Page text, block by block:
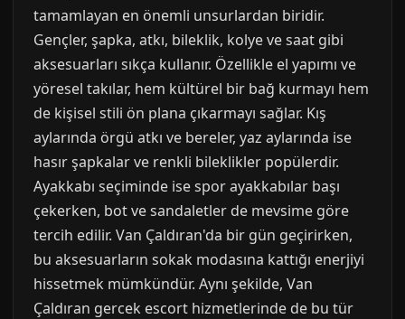
tamamlayan en önemli unsurlardan biridir.
Gençler, şapka, atkı, bileklik, kolye ve saat gibi
aksesuarları sıkça kullanır. Özellikle el yapımı ve
yöresel takılar, hem kültürel bir bağ kurmayı hem
de kişisel stili ön plana çıkarmayı sağlar. Kış
aylarında örgü atkı ve bereler, yaz aylarında ise
hasır şapkalar ve renkli bileklikler popülerdir.
Ayakkabı seçiminde ise spor ayakkabılar başı
çekerken, bot ve sandaletler de mevsime göre
tercih edilir. Van Çaldıran'da bir gün geçirirken,
bu aksesuarların sokak modasına kattığı enerjiyi
hissetmek mümkündür. Aynı şekilde, Van
Çaldıran gercek escort hizmetlerinde de bu tür